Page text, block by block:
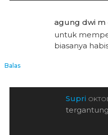
agung dwi m
untuk
biasanya
Balas
Supri